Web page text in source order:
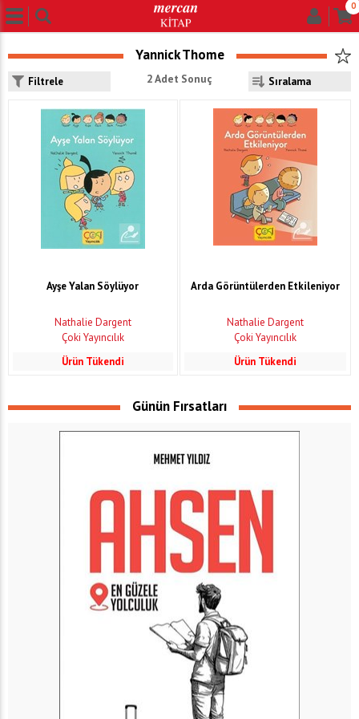
0
Yannick Thome
Filtrele 2 Adet Sonuç
Ayşe Yalan Söylüyor
Nathalie Dargent
Çoki Yayıncılık
Ürün Tükendi
Arda Görüntülerden Etkileniyor
Nathalie Dargent
Çoki Yayıncılık
Ürün Tükendi
Günün Fırsatları